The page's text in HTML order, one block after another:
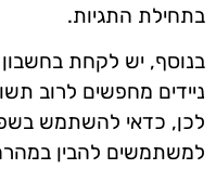
בתחילת התגיות.
בנוסף, יש לקחת
ניידים מחפשים לרוב
לכן, כדאי להשתמש
למשתמשים להבין